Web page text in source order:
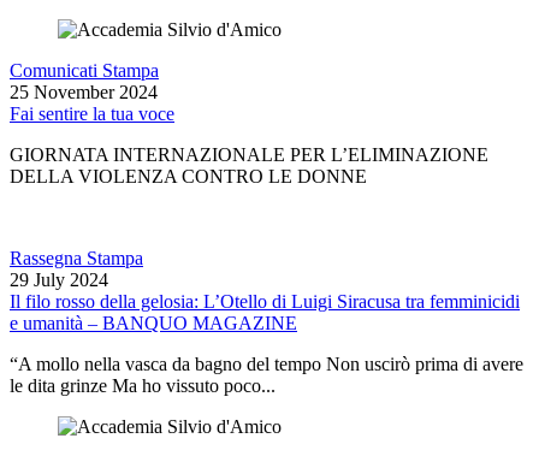
Comunicati Stampa
25 November 2024
Fai sentire la tua voce
GIORNATA INTERNAZIONALE PER L’ELIMINAZIONE
DELLA VIOLENZA CONTRO LE DONNE
Rassegna Stampa
29 July 2024
Il filo rosso della gelosia: L’Otello di Luigi Siracusa tra femminicidi
e umanità – BANQUO MAGAZINE
“A mollo nella vasca da bagno del tempo Non uscirò prima di avere
le dita grinze Ma ho vissuto poco...